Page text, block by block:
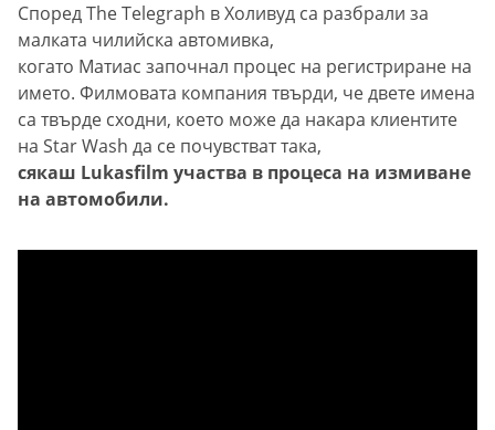
Според The ​​Telegraph в Холивуд са разбрали за
малката чилийска автомивка,
когато Матиас започнал процес на регистриране на
името. Филмовата компания твърди, че двете имена
са твърде сходни, което може да накара клиентите
на Star Wash да се почувстват така,
сякаш Lukasfilm участва в процеса на измиване
на автомобили.